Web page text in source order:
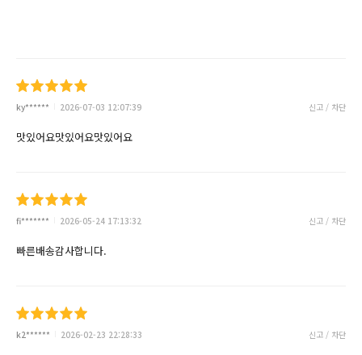
ky****** 2026-07-03 12:07:39 신고 / 차단
맛있어요맛있어요맛있어요
fi******* 2026-05-24 17:13:32 신고 / 차단
빠른배송감사합니다.
k2****** 2026-02-23 22:28:33 신고 / 차단